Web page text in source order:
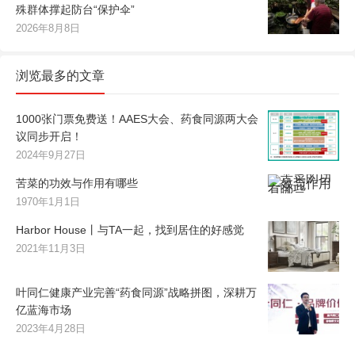
殊群体撑起防台“保护伞”
2026年8月8日
浏览最多的文章
1000张门票免费送！AAES大会、药食同源两大会
议同步开启！
2024年9月27日
苦菜的功效与作用有哪些
1970年1月1日
Harbor House丨与TA一起，找到居住的好感觉
2021年11月3日
叶同仁健康产业完善“药食同源”战略拼图，深耕万
亿蓝海市场
2023年4月28日